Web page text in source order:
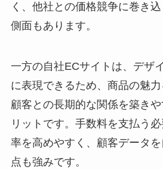
く、他社との価格競争に巻き
側面もあります。
一方の自社ECサイトは、デザ
に表現できるため、商品の魅力
顧客との長期的な関係を築き
リットです。手数料を支払う
率を高めやすく、顧客データ
点も強みです。